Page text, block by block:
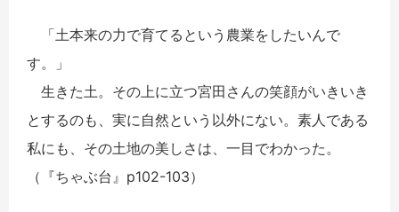
「土本来の力で育てるという農業をしたいんで
す。」
生きた土。その上に立つ宮田さんの笑顔がいきいき
とするのも、実に自然という以外にない。素人である
私にも、その土地の美しさは、一目でわかった。
（『ちゃぶ台』p102-103）